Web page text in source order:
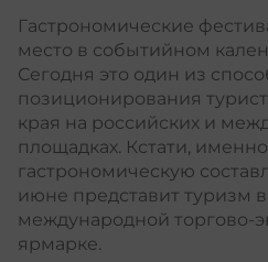
Гастрономические
место в событийном
Сегодня это один из
позиционирования
края на российских и
площадках. Кстати,
гастрономическую
июне представит туризм
международной торгово-
ярмарке.